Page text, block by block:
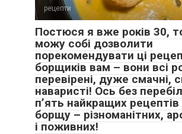
рецепти
Постюся я вже років 30,
можу собі дозволити
порекомендувати ці
борщиків вам – вони всі
перевірені, дуже смачні,
наваристі! Ось без
п’ять найкращих рецептів
борщу – різноманітних,
і поживних!